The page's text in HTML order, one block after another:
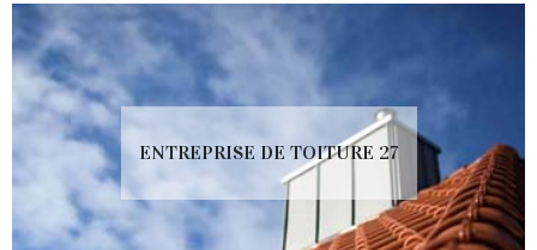
ENTREPRISE DE TOITURE 27